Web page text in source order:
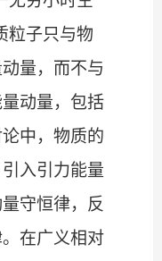
粒子只与物
量，而不与
动量，包括
中，物质的
入引力能量
守恒律，反
在广义相对